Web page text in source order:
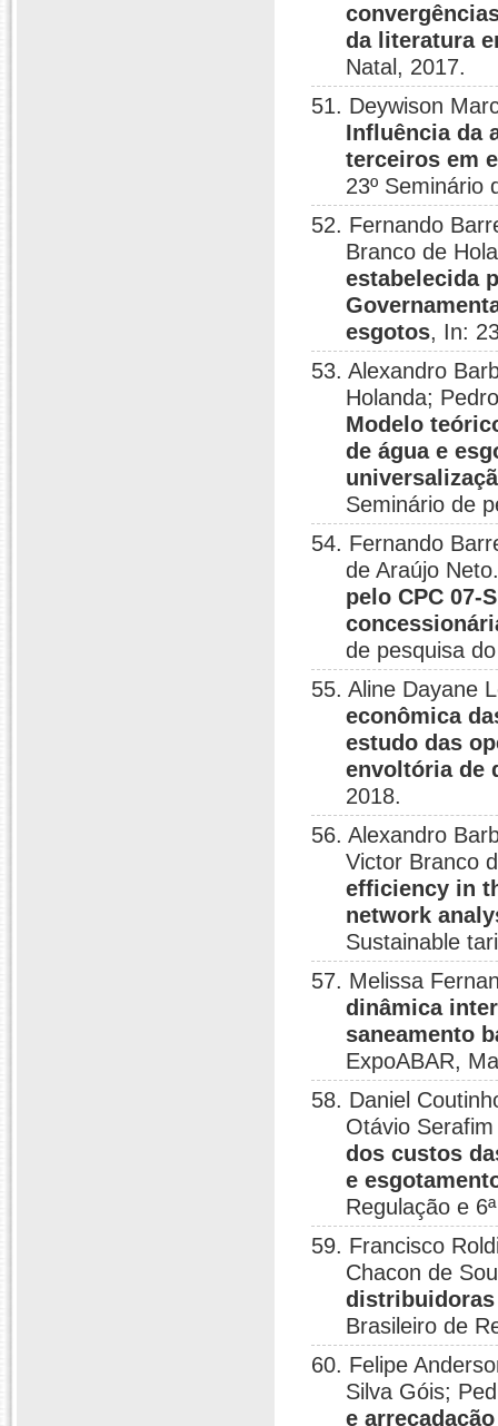
da literatura
Natal, 2017.
51. Deywison
Influência da
terceiros em
23º Seminário
52. Fernando
Branco de
estabelecida
esgotos, In:
53. Alexandro
Holanda;
Modelo
de água e
Seminário de
54. Fernando
de Araújo
pelo CPC 07-
de pesquisa
55. Aline Dayane
econômica
estudo das
envoltória de
2018.
56. Alexandro
Victor Branco
efficiency in
network
Sustainable
57. Melissa
dinâmica
saneamento
ExpoABAR,
58. Daniel
Otávio
dos custos
e
Regulação e
59. Francisco
Chacon de
distribuidoras
Brasileiro de
60. Felipe
Silva Góis;
e